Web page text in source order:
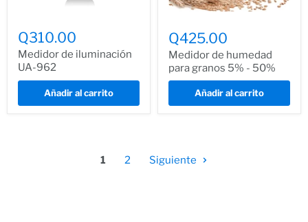
Q310.00
Medidor de iluminación
UA-962
Añadir al carrito
Q425.00
Medidor de humedad
para granos 5% - 50%
Añadir al carrito
1 2 Siguiente